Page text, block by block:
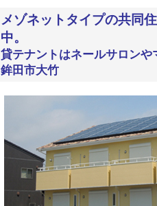
メゾネットタイプの共同
中。
貸テナントはネールサロン
鉾田市大竹